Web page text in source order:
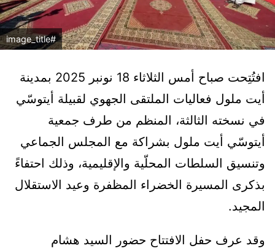
#image_title
افتُتِحت صباح أمس الثلاثاء 18 نونبر 2025 بمدينة
أيت ملول فعاليات الملتقى الجهوي لقبيلة أيتوسّي
في نسخته الثالثة، المنظم من طرف جمعية
أيتوسّي أيت ملول بشراكة مع المجلس الجماعي
وتنسيق السلطات المحلّية والإقليمية، وذلك احتفاءً
بذكرى المسيرة الخضراء المظفرة وعيد الاستقلال
المجيد.
وقد عرف حفل الافتتاح حضور السيد هشام